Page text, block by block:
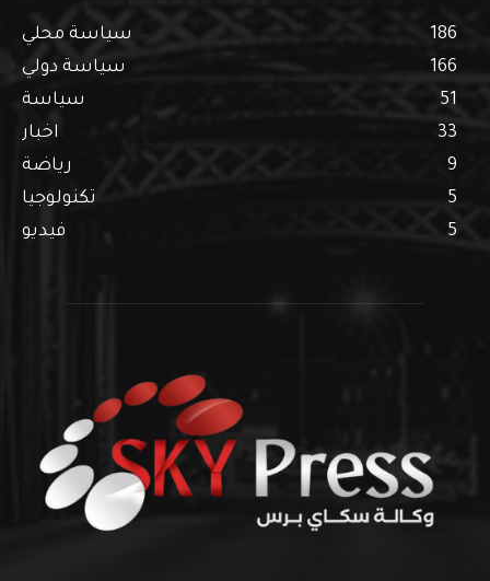
سياسة محلي
186
سياسة دولي
166
سياسة
51
اخبار
33
رياضة
9
تكنولوجيا
5
فيديو
5